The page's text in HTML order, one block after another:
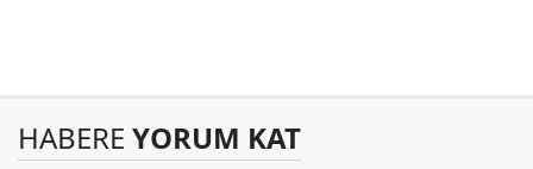
HABERE YORUM KAT